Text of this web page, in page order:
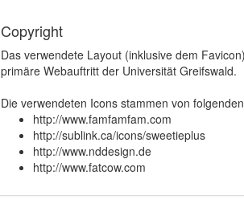
Copyright
Das verwendete Layout (inklusive dem
primäre Webauftritt der Universität Greifswald.
Die verwendeten Icons stammen von
http://www.famfamfam.com
http://sublink.ca/icons/sweetieplus
http://www.nddesign.de
http://www.fatcow.com